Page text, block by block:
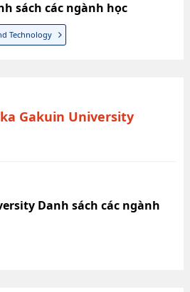
sách các ngành học
Technology
Gakuin University
Danh sách các ngành